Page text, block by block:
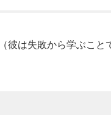
彼は失敗から学ぶこと